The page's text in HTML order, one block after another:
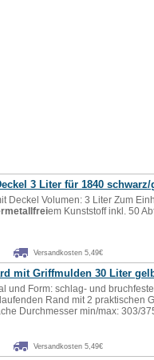
3 Liter für 1840
Deckel Volumen: 3 Liter Zum
em Kunststoff inkl. 50
Versandkosten 5,49€
mit Griffmulden 30 Liter
und Form: schlag- und
Rand mit 2 praktischen
Durchmesser min/max: 303/
Versandkosten 5,49€